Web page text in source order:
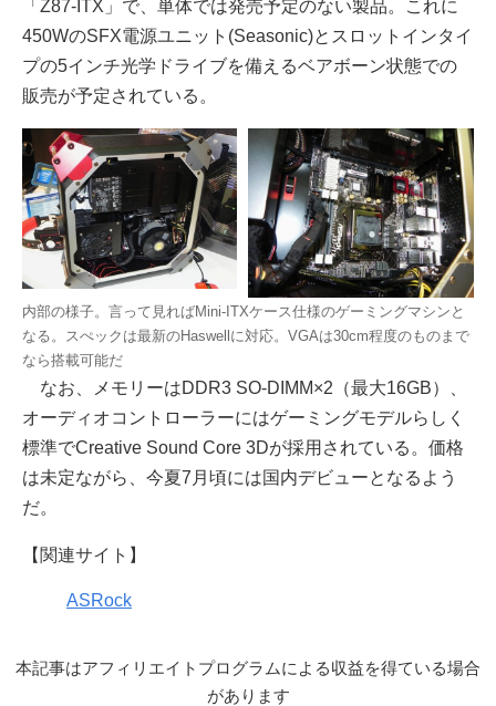
「Z87-ITX」で、単体では発売予定のない製品。これに
450WのSFX電源ユニット(Seasonic)とスロットインタイ
プの5インチ光学ドライブを備えるベアボーン状態での
販売が予定されている。
内部の様子。言って見ればMini-ITXケース仕様のゲーミングマシンと
なる。スぺックは最新のHaswellに対応。VGAは30cm程度のものまで
なら搭載可能だ
なお、メモリーはDDR3 SO-DIMM×2（最大16GB）、
オーディオコントローラーにはゲーミングモデルらしく
標準でCreative Sound Core 3Dが採用されている。価格
は未定ながら、今夏7月頃には国内デビューとなるよう
だ。
【関連サイト】
ASRock
本記事はアフィリエイトプログラムによる収益を得ている場合
があります